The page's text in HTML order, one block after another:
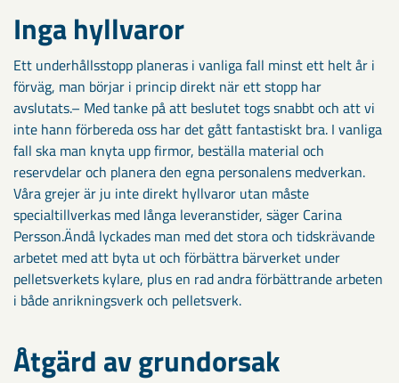
Inga hyllvaror
Ett underhållsstopp planeras i vanliga fall minst ett helt år i
förväg, man börjar i princip direkt när ett stopp har
avslutats.– Med tanke på att beslutet togs snabbt och att vi
inte hann förbereda oss har det gått fantastiskt bra. I vanliga
fall ska man knyta upp firmor, beställa material och
reservdelar och planera den egna personalens medverkan.
Våra grejer är ju inte direkt hyllvaror utan måste
specialtillverkas med långa leveranstider, säger Carina
Persson.Ändå lyckades man med det stora och tidskrävande
arbetet med att byta ut och förbättra bärverket under
pelletsverkets kylare, plus en rad andra förbättrande arbeten
i både anrikningsverk och pelletsverk.
Åtgärd av grundorsak